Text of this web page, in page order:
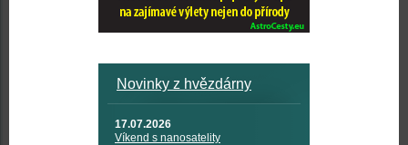
Novinky z hvězdárny
17.07.2026
Víkend s nanosatelity